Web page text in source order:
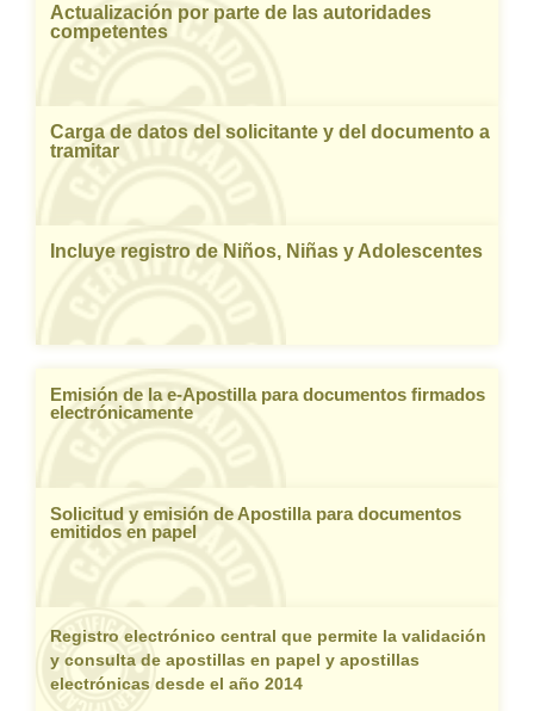
Actualización por parte de las autoridades
competentes
Carga de datos del solicitante y del documento a
tramitar
Incluye registro de Niños, Niñas y Adolescentes
Emisión de la e-Apostilla para documentos firmados
electrónicamente
Solicitud y emisión de Apostilla para documentos
emitidos en papel
Registro electrónico central que permite la validación
y consulta de apostillas en papel y apostillas
electrónicas desde el año 2014